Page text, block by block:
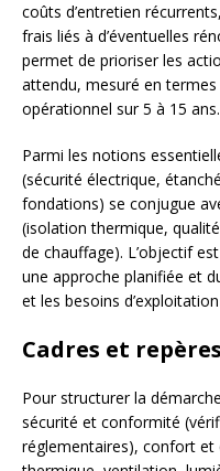
coûts d’entretien
frais liés à d’éventuelles
permet de prioriser les
attendu, mesuré en
opérationnel sur 5 à 15 ans.
Parmi les notions
(sécurité électrique,
fondations) se conjugue
(isolation thermique,
de chauffage). L’objectif
une approche planifiée et
et les besoins
Cadres et
Pour structurer la
sécurité et conformité
réglementaires), confort et